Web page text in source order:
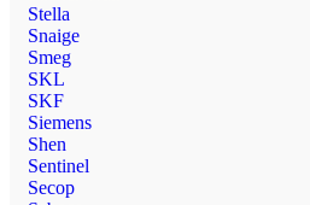
Stella
Snaige
Smeg
SKL
SKF
Siemens
Shen
Sentinel
Secop